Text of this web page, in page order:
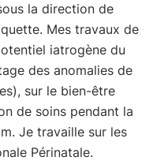
la direction de
Mes travaux de
iatrogène du
des anomalies de
sur le bien-être
de soins pendant la
Je travaille sur les
Périnatale.